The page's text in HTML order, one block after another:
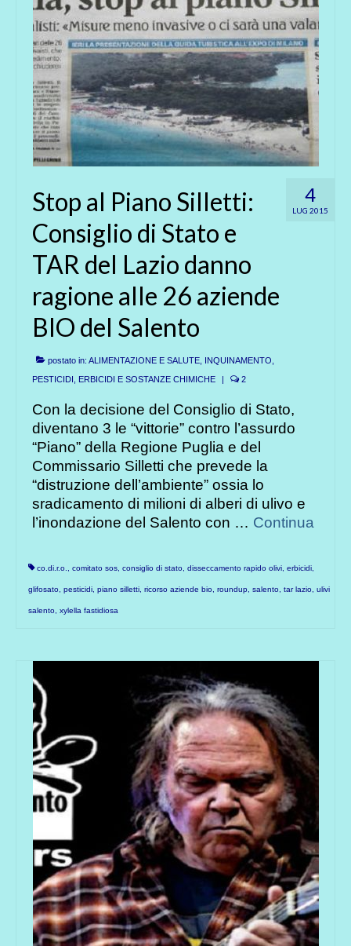
4
LUG 2015
Stop al Piano Silletti:
Consiglio di Stato e
TAR del Lazio danno
ragione alle 26 aziende
BIO del Salento
postato in: ALIMENTAZIONE E SALUTE INQUINAMENTO
PESTICIDI, ERBICIDI E SOSTANZE CHIMICHE
| 2
Con la decisione del Consiglio di Stato,
diventano 3 le “vittorie” contro l’assurdo
“Piano” della Regione Puglia e del
Commissario Silletti che prevede la
“distruzione dell’ambiente” ossia lo
sradicamento di milioni di alberi di ulivo e
l’inondazione del Salento con … Continua
co.di.r.o. comitato sos consiglio di stato disseccamento rapido olivi erbicidi
glifosato pesticidi piano silletti ricorso aziende bio roundup salento tar lazio ulivi
salento xylella fastidiosa